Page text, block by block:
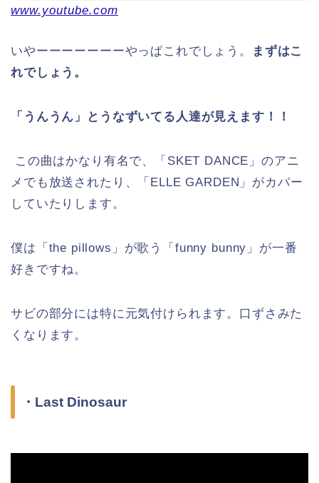
www.youtube.com
いやーーーーーーーやっぱこれでしょう。
まずはこ
れでしょう。
「うんうん」とうなずいてる人達が見えます！！
この曲はかなり有名で、「SKET DANCE」のアニ
メでも放送されたり、「ELLE GARDEN」がカバー
していたりします。
僕は「the pillows」が歌う「funny bunny」が一番
好きですね。
サビの部分には特に元気付けられます。口ずさみた
くなります。
・Last Dinosaur